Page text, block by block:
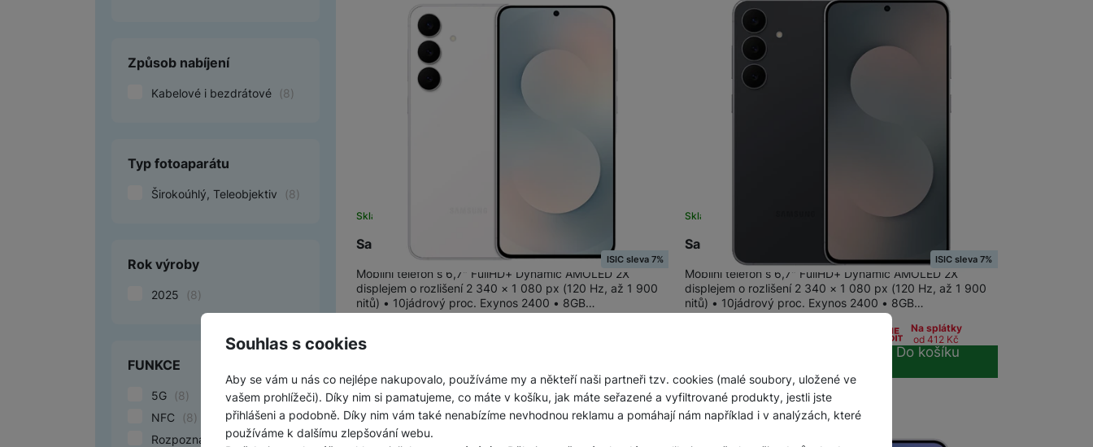
Souhlas s cookies
Aby se vám u nás co nejlépe nakupovalo, používáme my a někteří naši partneři tzv. cookies (malé soubory, uložené ve
vašem prohlížeči). Díky nim si pamatujeme, co máte v košíku, jak máte seřazené a vyfiltrované produkty, jestli jste
přihlášeni a podobně. Díky nim vám také nenabízíme nevhodnou reklamu a pomáhají nám například i v analýzách, které
používáme k dalšímu zlepšování webu.
Způsob nabíjení
Kabelové i bezdrátové (8)
Typ fotoaparátu
Širokoúhlý, Teleobjektiv (8)
Rok výroby
2025 (8)
FUNKCE
5G (8)
NFC
(8)
Rozpoznání obličeje (8)
Samsung Galaxy S25 FE 8+128GB White
Skladem
ISIC sleva 7%
Mobilní telefon s 6,7" FullHD+ Dynamic AMOLED 2X
displejem o rozlišení 2 340 × 1 080 px (120 Hz, až 1 900
nitů) • 10jádrový proc. Exynos 2400 • 8GB…
Samsung Galaxy S25 FE 8+128GB Jetblack
Skladem
ISIC sleva 7%
Mobilní telefon s 6,7" FullHD+ Dynamic AMOLED 2X
displejem o rozlišení 2 340 × 1 080 px (120 Hz, až 1 900
nitů) • 10jádrový proc. Exynos 2400 • 8GB…
Na splátky
od 412 Kč
Do košíku